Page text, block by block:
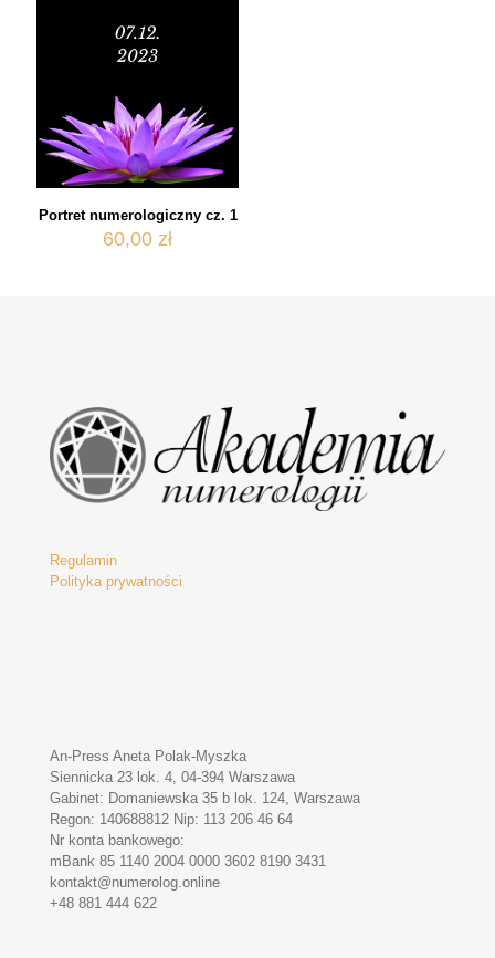
Portret numerologiczny cz. 1
60,00 zł
Regulamin
Polityka prywatności
An-Press Aneta Polak-Myszka
Siennicka 23 lok. 4, 04-394 Warszawa
Gabinet: Domaniewska 35 b lok. 124, Warszawa
Regon: 140688812 Nip: 113 206 46 64
Nr konta bankowego:
mBank 85 1140 2004 0000 3602 8190 3431
kontakt@numerolog.online
+48 881 444 622